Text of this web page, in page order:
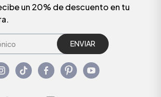
un 20% de descuento en tu
ENVIAR